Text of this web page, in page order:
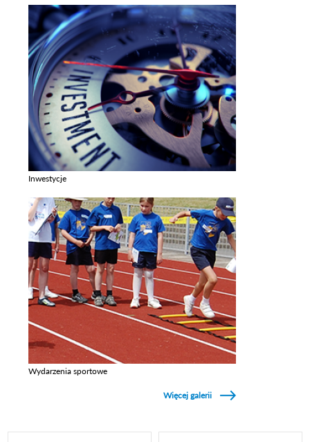
Inwestycje
Wydarzenia sportowe
Więcej galerii